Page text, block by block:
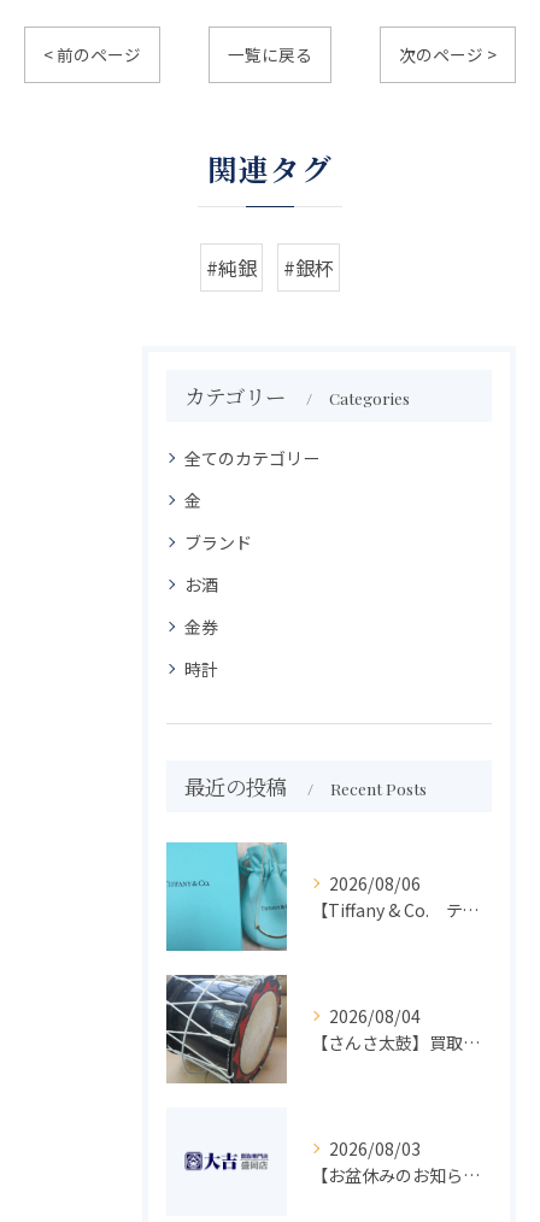
< 前のページ 一覧に戻る 次のページ >
関連タグ
#純銀 #銀杯
カテゴリー Categories
全てのカテゴリー
金
ブランド
お酒
金券
時計
最近の投稿 Recent Posts
2026/08/06
【Tiffany & Co. ティファニー】買取 大吉盛岡店 アクセサリー買取しました！！
2026/08/04
【さんさ太鼓】買取 大吉盛岡店 楽器 買取します！！
2026/08/03
【お盆休みのお知らせ】買取専門 大吉 盛岡店